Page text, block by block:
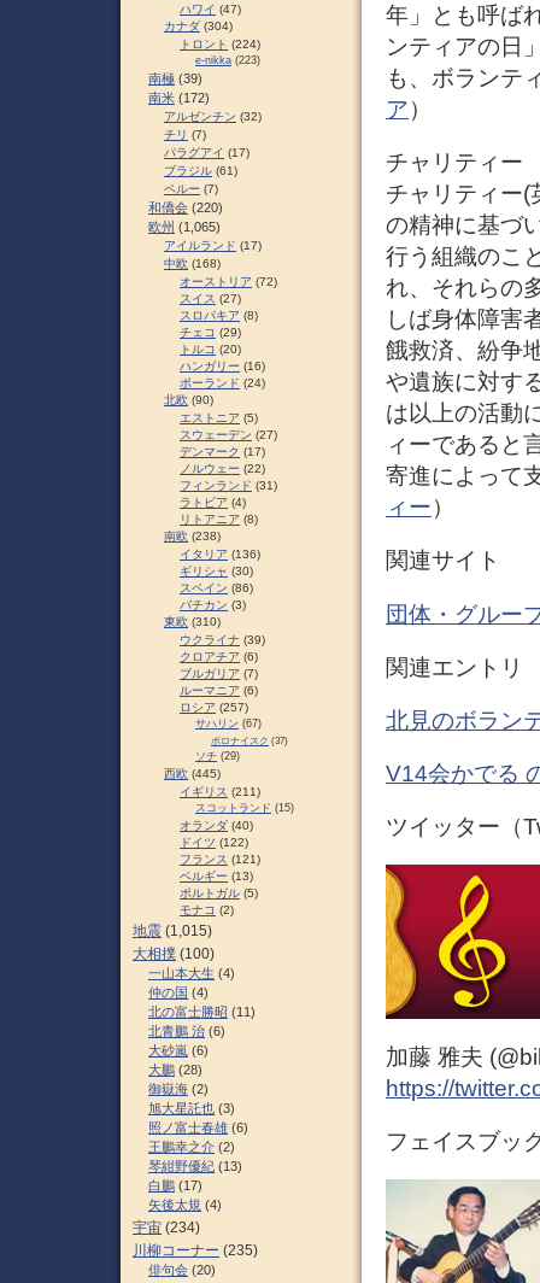
年」とも呼ば
ンティアの日
も、ボランテ
ア）
チャリティー
チャリティー(
の精神に基づ
行う組織のこ
れ、それらの
しば身体障害
餓救済、紛争
や遺族に対す
は以上の活動
ィーであると
寄進によって
ィー）
関連サイト
団体・グルー
関連エントリ
北見のボラン
V14会かでる
ツイッター（
加藤 雅夫
https://
フェイスブッ
ハワイ (47)
カナダ (304)
トロント (224)
e-nikka (223)
南極 (39)
南米 (172)
アルゼンチン (32)
チリ (7)
パラグアイ (17)
ブラジル (61)
ペルー (7)
和僑会 (220)
欧州 (1,065)
アイルランド (17)
中欧 (168)
オーストリア (72)
スイス (27)
スロパキア (8)
チェコ (29)
トルコ (20)
ハンガリー (16)
ポーランド (24)
北欧 (90)
エストニア (5)
スウェーデン (27)
デンマーク (17)
ノルウェー (22)
フィンランド (31)
ラトビア (4)
リトアニア (8)
南欧 (238)
イタリア (136)
ギリシャ (30)
スペイン (86)
バチカン (3)
東欧 (310)
ウクライナ (39)
クロアチア (6)
ブルガリア (7)
ルーマニア (6)
ロシア (257)
サハリン (67)
ポロナイスク (37)
ソチ (29)
西欧 (445)
イギリス (211)
スコットランド (15)
オランダ (40)
ドイツ (122)
フランス (121)
ベルギー (13)
ポルトガル (5)
モナコ (2)
地震 (1,015)
大相撲 (100)
一山本大生 (4)
仲の国 (4)
北の富士勝昭 (11)
北青鵬 治 (6)
大砂嵐 (6)
大鵬 (28)
御嶽海 (2)
旭大星託也 (3)
照ノ富士春雄 (6)
王鵬幸之介 (2)
琴紺野優紀 (13)
白鵬 (17)
矢後太規 (4)
宇宙 (234)
川柳コーナー (235)
俳句会 (20)